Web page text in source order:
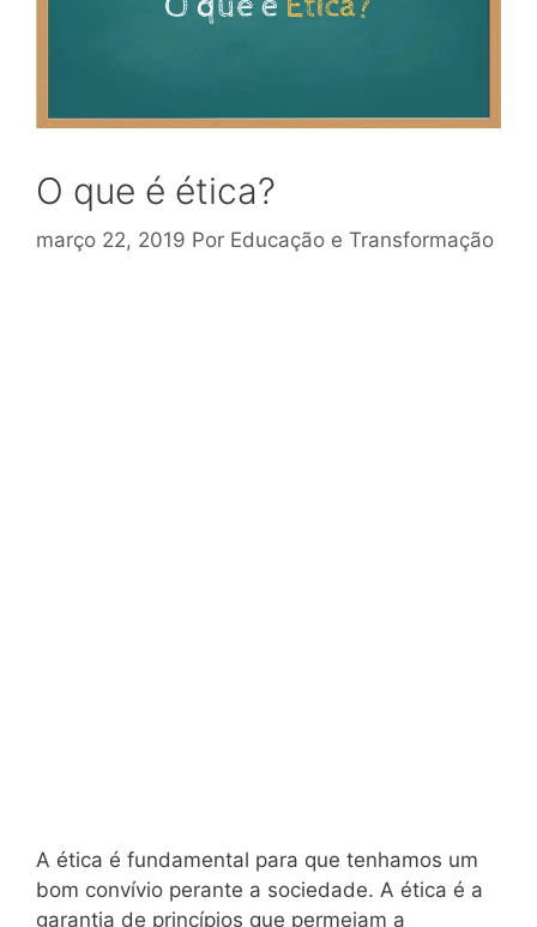
O que é ética?
março 22, 2019 Por Educação e Transformação
A ética é fundamental para que tenhamos um
bom convívio perante a sociedade. A ética é a
garantia de princípios que permeiam a